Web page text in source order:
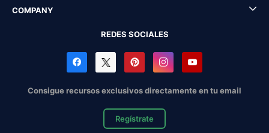
COMPANY
REDES SOCIALES
Consigue recursos exclusivos directamente en tu email
Regístrate